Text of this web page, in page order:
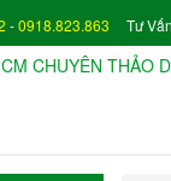
-0918.823.863 Tư